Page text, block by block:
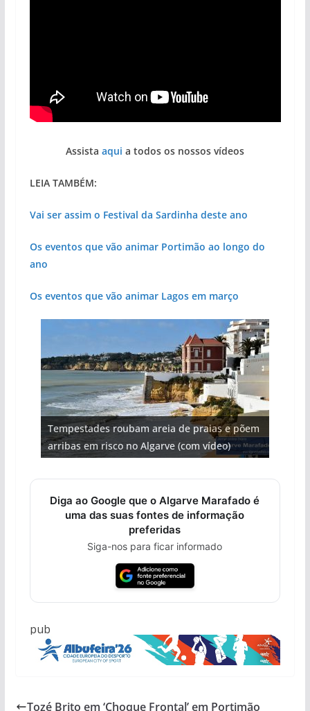
Assista aqui a todos os nossos vídeos
LEIA TAMBÉM:
Vai ser assim o Festival da Sardinha deste ano
Os eventos que vão animar Portimão ao longo do
ano
Os eventos que vão animar Lagos em março
Tempestades roubam areia de praias e põem
arribas em risco no Algarve (com vídeo)
Foto do dia: uma cidade algarvia que cresceu
entre redes e fábricas
Milagre da água. Fontes emblemáticas do
Algarve voltam a ter vida (com vídeo)
Projeto milionário: investimento de 108
milhões de euros na construção de dois
hotéis (com vídeo)
Tapas do mar a 3 euros cada. Nova rota
gastronómica nasce no Algarve
Diga ao Google que o Algarve Marafado é
uma das suas fontes de informação
preferidas
Siga-nos para ficar informado
pub
Tozé Brito em ‘Choque Frontal’ em Portimão